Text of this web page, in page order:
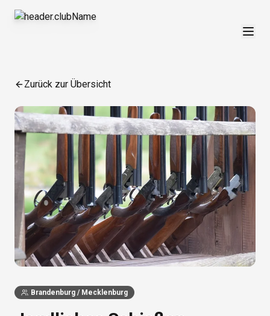
Zurück zur Übersicht
Brandenburg / Mecklenburg